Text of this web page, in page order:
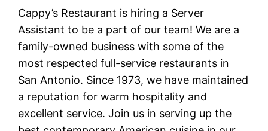
Cappy’s Restaurant is hiring a Server
Assistant to be a part of our team! We are a
family-owned business with some of the
most respected full-service restaurants in
San Antonio. Since 1973, we have maintained
a reputation for warm hospitality and
excellent service. Join us in serving up the